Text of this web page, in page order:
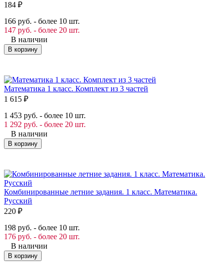
184 ₽
166 руб. - более 10 шт.
147 руб. - более 20 шт.
В наличии
В корзину
Математика 1 класс. Комплект из 3 частей
1 615 ₽
1 453 руб. - более 10 шт.
1 292 руб. - более 20 шт.
В наличии
В корзину
Комбинированные летние задания. 1 класс. Математика.
Русский
220 ₽
198 руб. - более 10 шт.
176 руб. - более 20 шт.
В наличии
В корзину